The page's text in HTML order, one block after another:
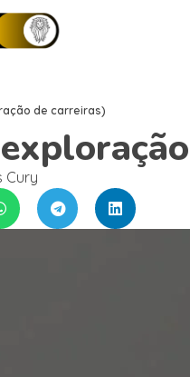
de carreiras)
Cury